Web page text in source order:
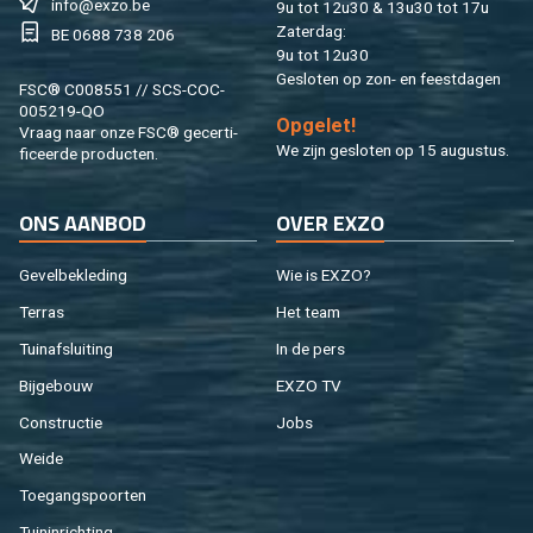
info@​exzo.​be
BE 0688 738 206
FSC® C008551 // SCS-COC-
005219-QO
Vraag naar onze FSC® ge­cer­ti­
fi­ceer­de pro­duc­ten.
9u tot 12u30 & 13u30 tot 17u
Za­ter­dag:
9u tot 12u30
Ge­slo­ten op zon- en feest­da­gen
Op­ge­let!
We zijn ge­slo­ten op 15 au­gus­tus.
ONS AAN­BOD
Ge­vel­be­kle­ding
Ter­ras
Tuin­af­slui­ting
Bij­ge­bouw
Con­struc­tie
Weide
Toe­gangs­poor­ten
OVER EXZO
Wie is EXZO?
Het team
In de pers
EXZO TV
Jobs